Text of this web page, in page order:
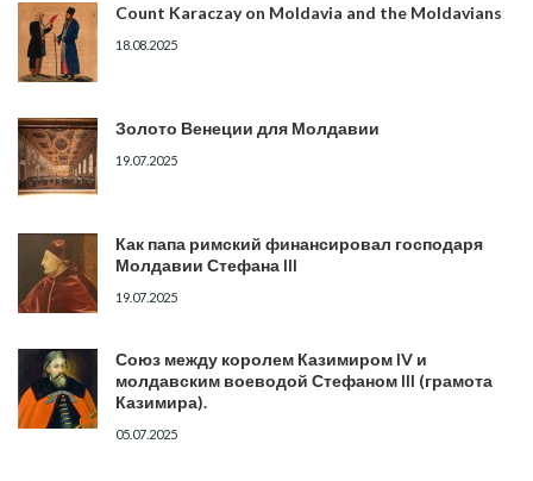
Count Karaczay on Moldavia and the Moldavians
18.08.2025
Золото Венеции для Молдавии
19.07.2025
Как папа римский финансировал господаря
Молдавии Стефана III
19.07.2025
Союз между королем Казимиром IV и
молдавским воеводой Стефаном III (грамота
Казимира).
05.07.2025